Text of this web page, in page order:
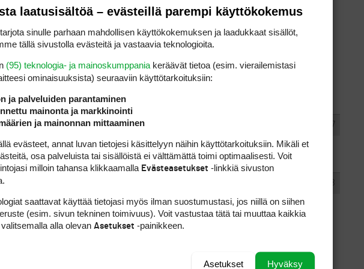
ja puhelimista muutenkin, ainakin jos ne päivittää säännöllisesti
korvikkeestani niitä ei löytynyt… Siksi tämä tempaus…
nuo saa toki etsittyä, yksi kerrallaan.
#435657
#435658
ja puhelimista muutenkin, ainakin jos ne päivittää säännöllisesti
muutu, että uusi päivitys olisi tarpeen!
laatusisältöä – evästeillä parempi käyttökokemus
sinulle parhaan mahdollisen käyttökokemuksen ja laadukkaat sisällöt,
tällä sivustolla evästeitä ja vastaavia teknologioita.
(95) teknologia- ja mainoskumppania keräävät tietoa (esim. vierailemis­tasi
ominaisuuk­sista) seuraaviin käyttötarkoituksiin:
ja palveluiden parantaminen
mainonta ja markkinointi
ja mainonnan mittaaminen
evästeet, annat luvan tietojesi käsittelyyn näihin käyttötarkoituksiin. Mikäli et
osa palveluista tai sisällöistä ei välttämättä toimi optimaalisesti. Voit
milloin tahansa klikkaamalla Evästeasetukset -linkkiä sivuston
saattavat käyttää tietojasi myös ilman suostumustasi, jos niillä on siihen
(esim. sivun tekninen toimivuus). Voit vastustaa tätä tai muuttaa kaikkia
alla olevan Asetukset -painikkeen.
Hyväksy
Asetukset